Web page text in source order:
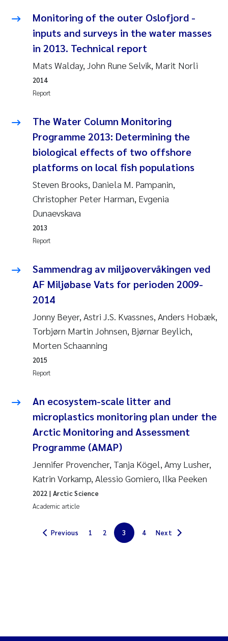
Bjørnar Andre Beylich
Nathalie Marquesin-Risbakk
Peter Stig Hansen
Susanne Jøntvedt Jørgensen
Synne Authén Andresen
Jonny Beyer
Knut Erik Tollefsen
Øyvind Tangen Ødegaard
Jarle Håvardstun
James Edward Sample
Rita Næss
Sabine Marty
Marijana Stenrud Brkljacic
Ailbhe Lisette Macken
Monitoring of the outer Oslofjord -
inputs and surveys in the water masses
in 2013. Technical report
Mats Walday, John Rune Selvik, Marit Norli
Report
2014
The Water Column Monitoring
Programme 2013: Determining the
biological effects of two offshore
platforms on local fish populations
Steven Brooks, Daniela M. Pampanin,
Christopher Peter Harman, Evgenia
Dunaevskava
Report
2013
Sammendrag av miljøovervåkingen ved
AF Miljøbase Vats for perioden 2009-
2014
Jonny Beyer, Astri J.S. Kvassnes, Anders Hobæk,
Torbjørn Martin Johnsen, Bjørnar Beylich,
Morten Schaanning
Report
2015
An ecosystem-scale litter and
microplastics monitoring plan under the
Arctic Monitoring and Assessment
Programme (AMAP)
Jennifer Provencher, Tanja Kögel, Amy Lusher,
Katrin Vorkamp, Alessio Gomiero, Ilka Peeken
Academic article
2022 | Arctic Science
Previous 1 2 3 4 Next